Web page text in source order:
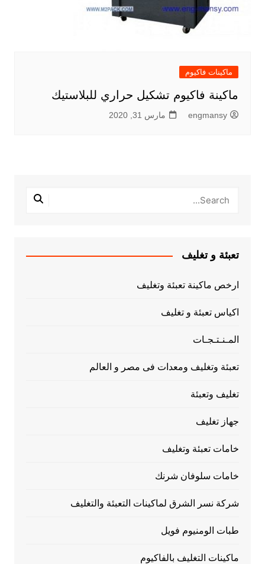
ماكينات فاكيوم
ماكينة فاكيوم تشكيل حراري للبلاستيك
engmansy مارس 31, 2020
تعبئة و تغليف
ارخص ماكينة تعبئة وتغليف
اكياس تعبئة و تغليف
المـنـتـجـات
تعبئة وتغليف ومعدات فى مصر و العالم
تغليف وتعبئة
جهاز تغليف
خامات تعبئة وتغليف
خامات سلوفان شرنك
شركة نسر الشرق لماكينات التعبئة والتغليف
طبات الومنيوم فويل
ماكينات التغليف بالفاكيوم